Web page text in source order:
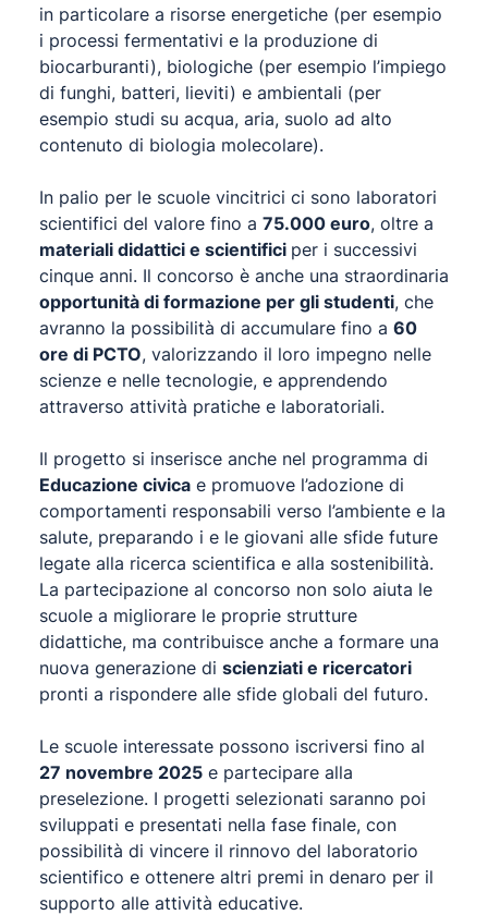
in particolare a risorse energetiche (per esempio
i processi fermentativi e la produzione di
biocarburanti), biologiche (per esempio l’impiego
di funghi, batteri, lieviti) e ambientali (per
esempio studi su acqua, aria, suolo ad alto
contenuto di biologia molecolare).
In palio per le scuole vincitrici ci sono laboratori
scientifici del valore fino a 75.000 euro, oltre a
materiali didattici e scientifici per i successivi
cinque anni. Il concorso è anche una straordinaria
opportunità di formazione per gli studenti, che
avranno la possibilità di accumulare fino a 60
ore di PCTO, valorizzando il loro impegno nelle
scienze e nelle tecnologie, e apprendendo
attraverso attività pratiche e laboratoriali.
Il progetto si inserisce anche nel programma di
Educazione civica e promuove l’adozione di
comportamenti responsabili verso l’ambiente e la
salute, preparando i e le giovani alle sfide future
legate alla ricerca scientifica e alla sostenibilità.
La partecipazione al concorso non solo aiuta le
scuole a migliorare le proprie strutture
didattiche, ma contribuisce anche a formare una
nuova generazione di scienziati e ricercatori
pronti a rispondere alle sfide globali del futuro.
Le scuole interessate possono iscriversi fino al
27 novembre 2025 e partecipare alla
preselezione. I progetti selezionati saranno poi
sviluppati e presentati nella fase finale, con
possibilità di vincere il rinnovo del laboratorio
scientifico e ottenere altri premi in denaro per il
supporto alle attività educative.